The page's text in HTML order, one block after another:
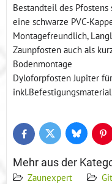
Bestandteil des
eine schwarze PVC-
Montagefreundlich,
Zaunpfosten auch als
Bodenmontage
Dyloforpfosten Jupiter
inkl.Befestigungsmaterial
FacebookTwitter Bluesky
Mehr aus der
Zaunexpert